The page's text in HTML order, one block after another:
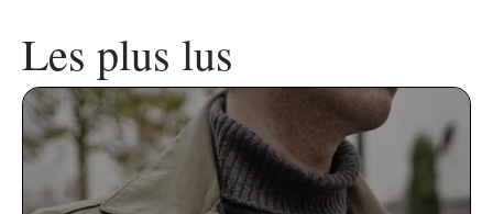
Les plus lus